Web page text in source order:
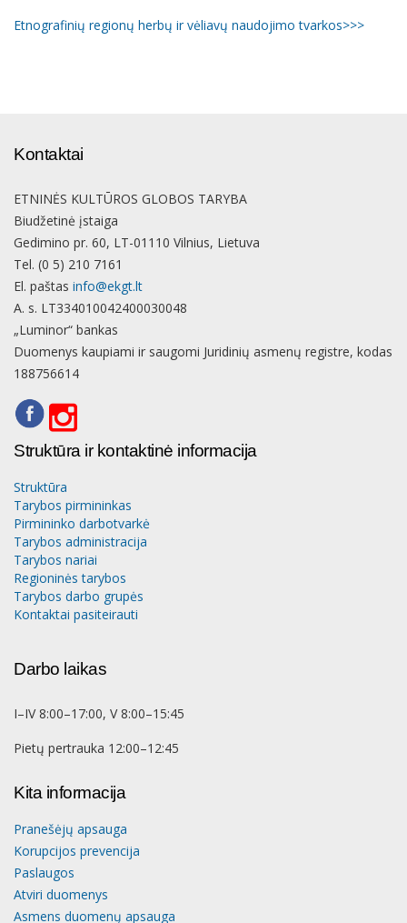
Etnografinių regionų herbų ir vėliavų naudojimo tvarkos>>>
Kontaktai
ETNINĖS KULTŪROS GLOBOS TARYBA
Biudžetinė įstaiga
Gedimino pr. 60, LT-01110 Vilnius, Lietuva
Tel. (0 5) 210 7161
El. paštas info@ekgt.lt
A. s. LT334010042400030048
„Luminor“ bankas
Duomenys kaupiami ir saugomi Juridinių asmenų registre, kodas
188756614
Struktūra ir kontaktinė informacija
Struktūra
Tarybos pirmininkas
Pirmininko darbotvarkė
Tarybos administracija
Tarybos nariai
Regioninės tarybos
Tarybos darbo grupės
Kontaktai pasiteirauti
Darbo laikas
I–IV 8:00–17:00, V 8:00–15:45
Pietų pertrauka 12:00–12:45
Kita informacija
Pranešėjų apsauga
Korupcijos prevencija
Paslaugos
Atviri duomenys
Asmens duomenų apsauga